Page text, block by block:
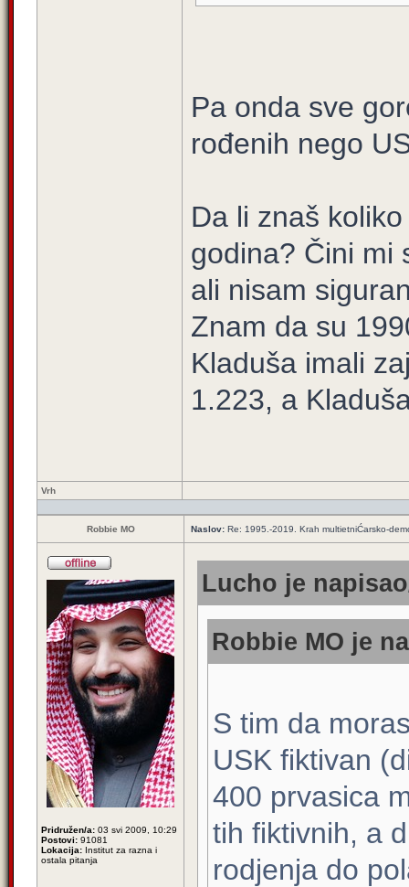
Pa onda sve
rođenih nego
Da li znaš
godina? Čini mi
ali nisam
Znam da su
Kladuša imali
1.223, a
Vrh
Robbie MO Naslov: Re: 1995.-2019. Krah multietniĆarsko-
Pridružen/a: 03 svi 2009, 10:29
Postovi: 91081
Lokacija: Institut za razna i
ostala pitanja
Lucho je
Robbie MO je
S tim da
USK fiktivan
400 prvasica
tih fiktivnih, a
rodjenja do